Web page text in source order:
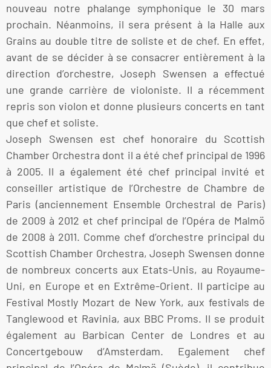
nouveau notre phalange symphonique le 30 mars
prochain. Néanmoins, il sera présent à la Halle aux
Grains au double titre de soliste et de chef. En effet,
avant de se décider à se consacrer entièrement à la
direction d’orchestre, Joseph Swensen a effectué
une grande carrière de violoniste. Il a récemment
repris son violon et donne plusieurs concerts en tant
que chef et soliste.
Joseph Swensen est chef honoraire du Scottish
Chamber Orchestra dont il a été chef principal de 1996
à 2005. Il a également été chef principal invité et
conseiller artistique de l’Orchestre de Chambre de
Paris (anciennement Ensemble Orchestral de Paris)
de 2009 à 2012 et chef principal de l’Opéra de Malmö
de 2008 à 2011. Comme chef d’orchestre principal du
Scottish Chamber Orchestra, Joseph Swensen donne
de nombreux concerts aux Etats-Unis, au Royaume-
Uni, en Europe et en Extrême-Orient. Il participe au
Festival Mostly Mozart de New York, aux festivals de
Tanglewood et Ravinia, aux BBC Proms. Il se produit
également au Barbican Center de Londres et au
Concertgebouw d’Amsterdam. Egalement chef